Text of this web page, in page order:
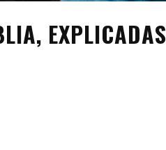
EXPLICADAS